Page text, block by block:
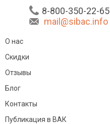
8-800-350-22-65
mail@sibac.info
О нас
Скидки
Отзывы
Блог
Контакты
Публикация в ВАК